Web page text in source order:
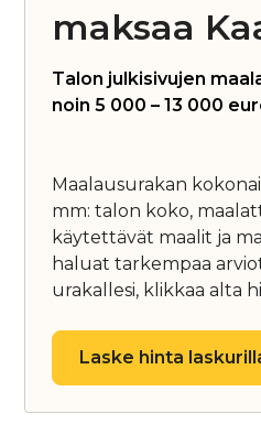
maksaa
Talon julkisivujen
noin 5 000 – 13 000
Maalausurakan
mm: talon koko,
käytettävät maalit ja
haluat tarkempaa
urakallesi, klikkaa alta
Laske hinta